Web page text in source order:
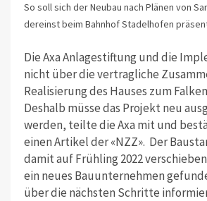
So soll sich der Neubau nach Plänen von
dereinst beim Bahnhof Stadelhofen
Die Axa Anlagestiftung und die
nicht über die vertragliche
Realisierung des Hauses zum
Deshalb müsse das Projekt neu
werden, teilte die Axa mit und
einen Artikel der «NZZ». Der
damit auf Frühling 2022
ein neues Bauunternehmen
über die nächsten Schritte